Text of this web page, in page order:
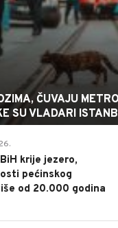
ČUVAJU
SU VLADARI
krije jezero,
pećinskog
od 20.000 godina